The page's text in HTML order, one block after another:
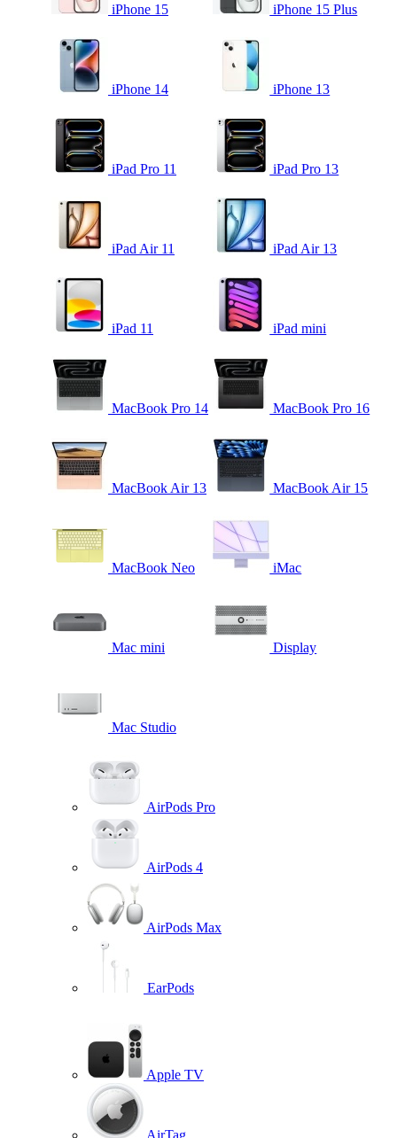
iPhone 15 iPhone 15 Plus
iPhone 14 iPhone 13
iPad Pro 11 iPad Pro 13
iPad Air 11 iPad Air 13
iPad 11 iPad mini
MacBook Pro 14 MacBook Pro 16
MacBook Air 13 MacBook Air 15
MacBook Neo iMac
Mac mini Display
Mac Studio
AirPods Pro
AirPods 4
AirPods Max
EarPods
Apple TV